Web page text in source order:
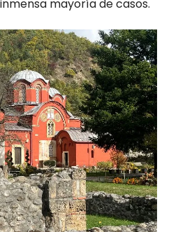
mayoría de casos.